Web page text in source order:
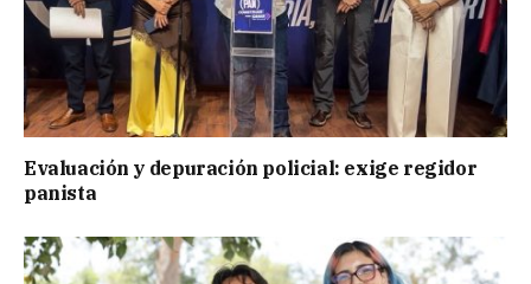
Evaluación y depuración policial: exige regidor
panista